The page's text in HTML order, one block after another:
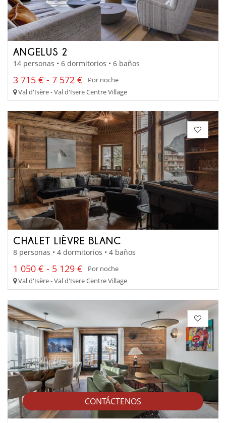
CONTÁCTENOS
ANGELUS 2
14 personas • 6 dormitorios • 6 baños
3 715 € - 7 572 €
Por noche
Val d'Isère - Val d'Isere Centre Village
CHALET LIÈVRE BLANC
8 personas • 4 dormitorios • 4 baños
1 050 € - 5 129 €
Por noche
Val d'Isère - Val d'Isere Centre Village